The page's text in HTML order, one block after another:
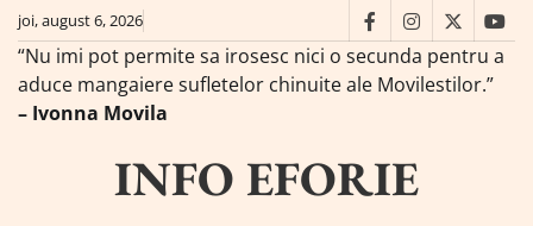
Skip
content
joi, august 6, 2026 facebookinstagram
twitter
“Nu imi pot permite sa irosesc nici o secunda pentru a
aduce mangaiere sufletelor chinuite ale Movilestilor.”
– Ivonna Movila
INFO EFORIE